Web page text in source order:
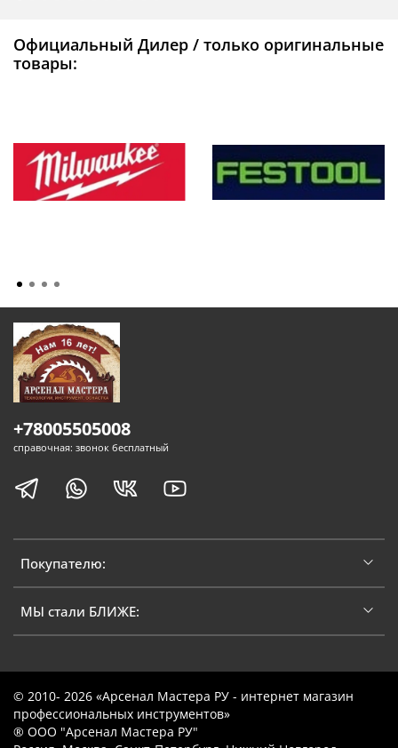
Официальный Дилер / только оригинальные
товары:
Покупателю:
МЫ стали БЛИЖЕ:
+78005505008
справочная: звонок бесплатный
© 2010- 2026 «Арсенал Мастера РУ - интернет магазин
профессиональных инструментов»
® ООО "Арсенал Мастера РУ"